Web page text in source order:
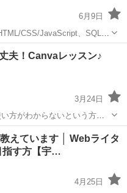
6月9日
す！ 型に当て込む型のwebサ
できる方であれ...
夫！Canvaレッスン♪
3月24日
方がわからないという方向
完成させるという半分実践型
他 Canva
えています │ Webライタ
指す方【宇…
4月25日